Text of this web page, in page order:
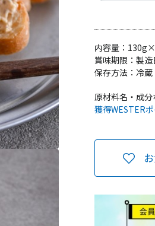
内容量：
賞味期限： 製造
保存方法： 冷蔵
獲得WESTERポ
原材料名・成